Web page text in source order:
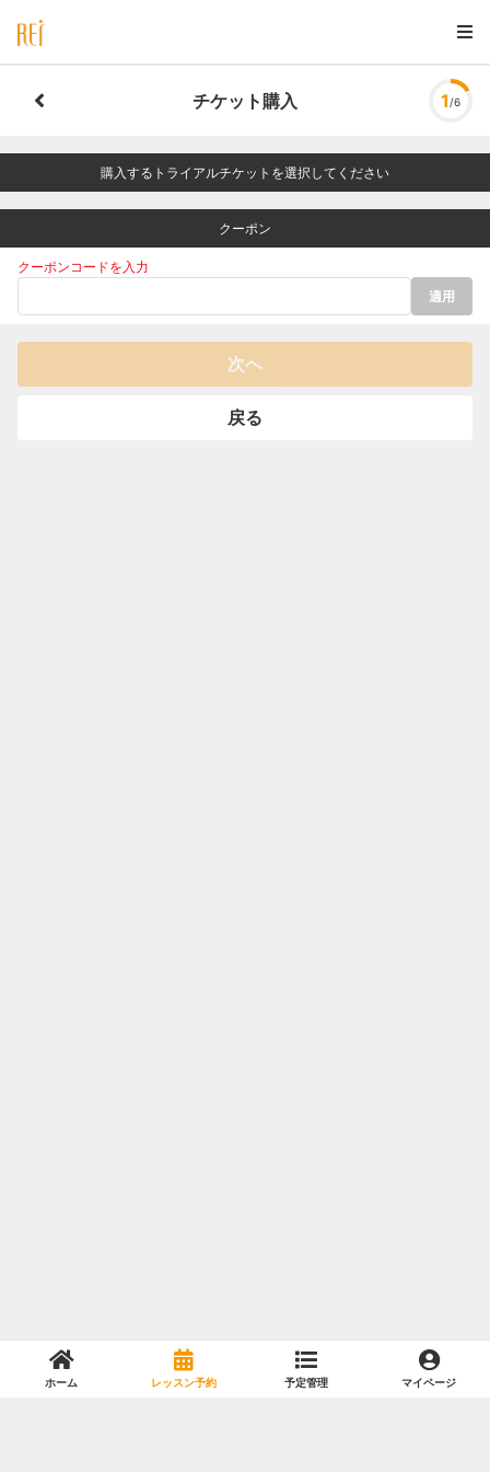
チケット購入 1 /6
購入するトライアルチケットを選択してください
クーポン
クーポンコードを入力
適用
次へ
戻る
ホーム レッスン予約 予定管理 マイページ